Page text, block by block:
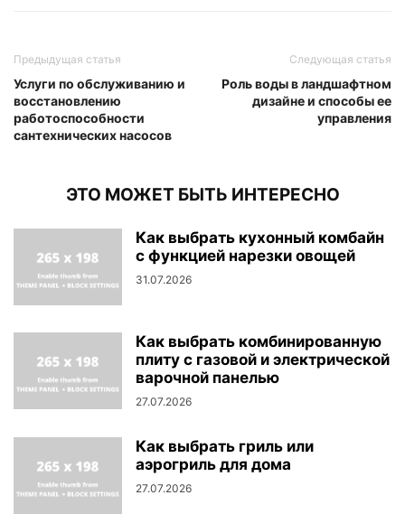
Предыдущая статья
Услуги по обслуживанию и
восстановлению
работоспособности
сантехнических насосов
Следующая статья
Роль воды в ландшафтном
дизайне и способы ее
управления
ЭТО МОЖЕТ БЫТЬ ИНТЕРЕСНО
Как выбрать кухонный комбайн
с функцией нарезки овощей
31.07.2026
Как выбрать комбинированную
плиту с газовой и электрической
варочной панелью
27.07.2026
Как выбрать гриль или
аэрогриль для дома
27.07.2026